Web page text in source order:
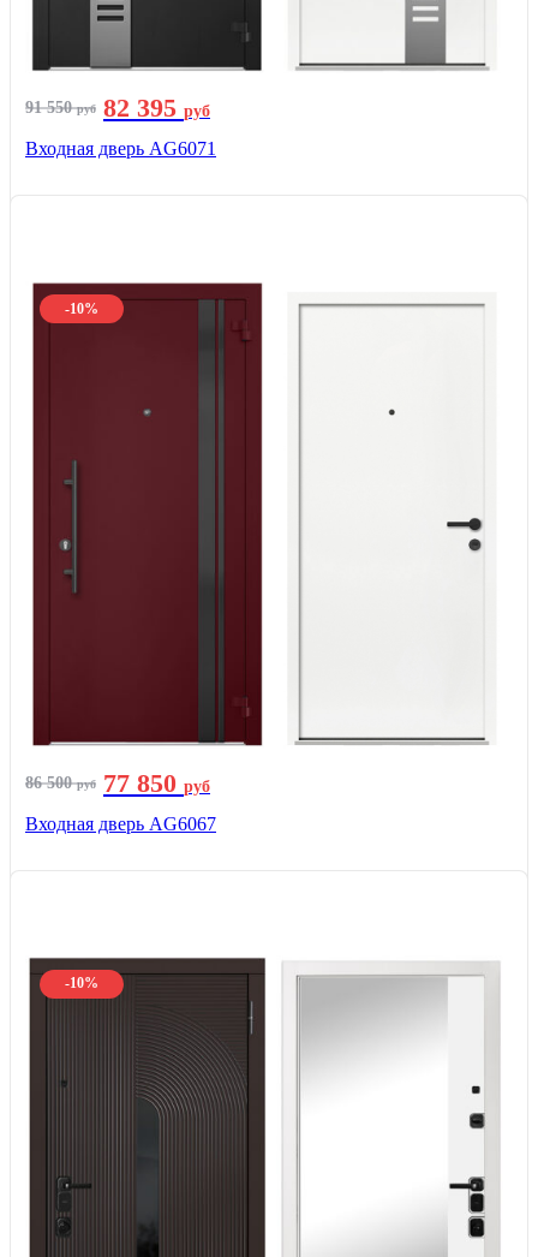
91 550руб 82 395 руб
Входная дверь AG6071
-10%
86 500руб 77 850 руб
Входная дверь AG6067
-10%